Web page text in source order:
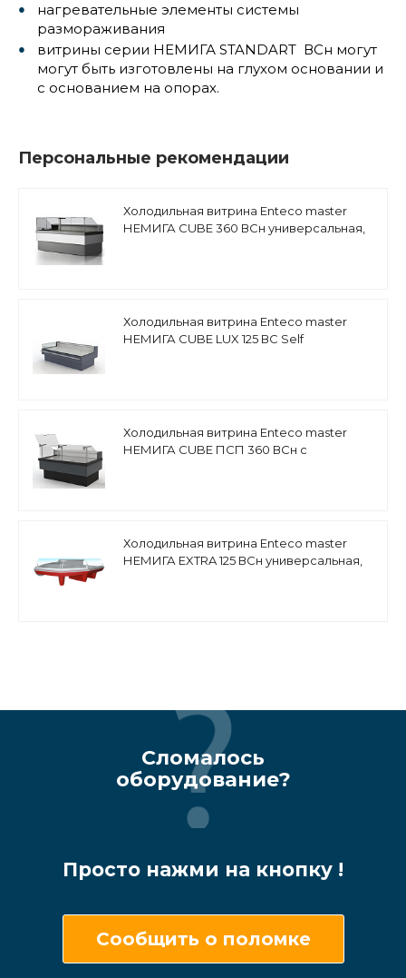
нагревательные элементы системы
размораживания
витрины серии НЕМИГА STANDART ВСн могут
могут быть изготовлены на глухом основании и
с основанием на опорах.
Персональные рекомендации
Холодильная витрина Enteco master
НЕМИГА CUBE 360 ВСн универсальная,
Холодильная витрина Enteco master
НЕМИГА CUBE LUX 125 ВС Self
Холодильная витрина Enteco master
НЕМИГА CUBE ПСП 360 ВСн с
Холодильная витрина Enteco master
НЕМИГА EXTRA 125 ВСн универсальная,
Сломалось
оборудование?
Просто нажми на кнопку !
Сообщить о поломке